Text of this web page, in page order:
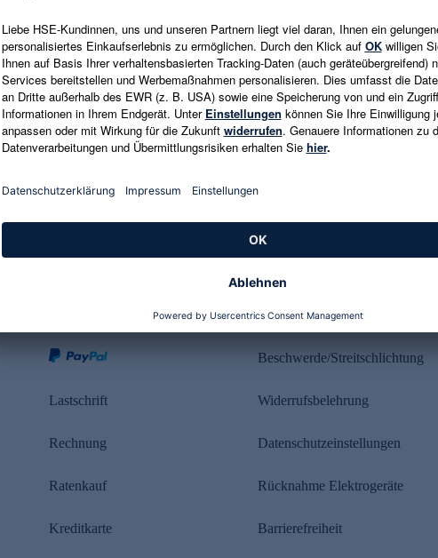
Gutschein erhalten
abonnieren und aktuelle Trends,
Mail erhalten. Als Dankeschön
Eine Abmeldung ist jederzeit in
E-Mail-Adresse eingeben
Es gelten die Datenschutzrichtlinien
Lastschrift
Rechnung
Ratenkauf
Kreditkarte
Rechtliches
Beschwerde/Streitschlichtung
Widerrufsbelehrung
Datenschutzeinstellungen
Rücknahme Elektrogeräte
Barrierefreiheit